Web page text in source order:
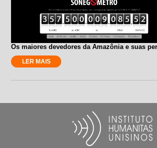
Os maiores devedores da Amazônia e suas
LER MAIS